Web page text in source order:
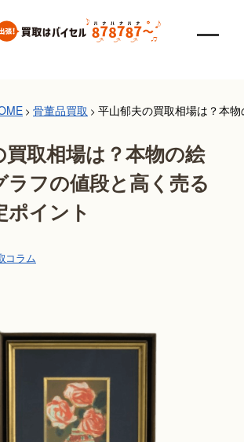
> 骨董品買取 > 平山郁夫の買取相場は？本
取相場は？本物の絵
ラフの値段と高く売る
ポイント
コラム